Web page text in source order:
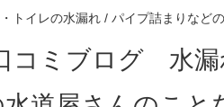
トイレの水漏れ / パイプ詰まりなど
コミブログ 水